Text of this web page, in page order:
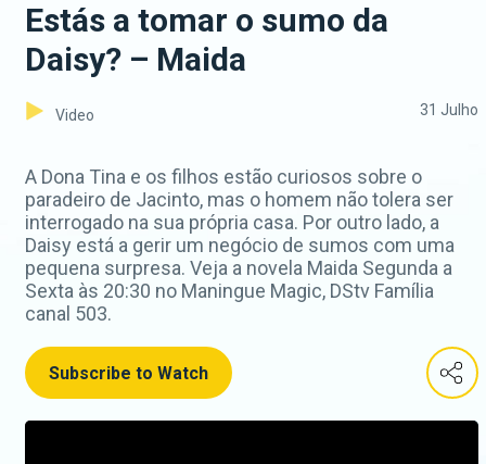
Estás a tomar o sumo da
Daisy? – Maida
Video 31 Julho
A Dona Tina e os filhos estão curiosos sobre o
paradeiro de Jacinto, mas o homem não tolera ser
interrogado na sua própria casa. Por outro lado, a
Daisy está a gerir um negócio de sumos com uma
pequena surpresa. Veja a novela Maida Segunda a
Sexta às 20:30 no Maningue Magic, DStv Família
canal 503.
Subscribe to Watch